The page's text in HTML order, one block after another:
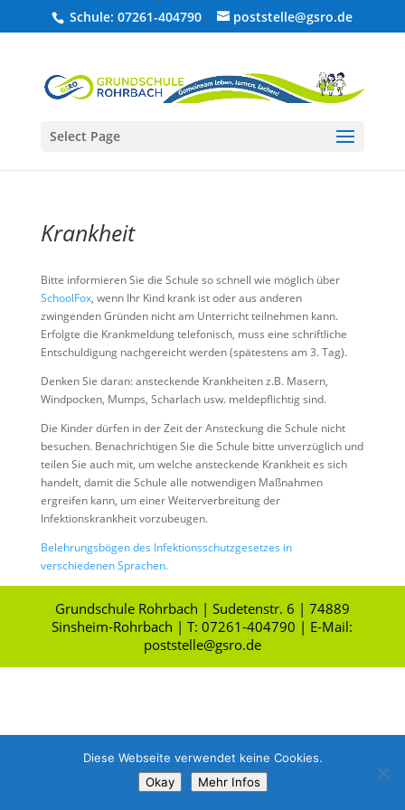
Schule: 07261-404790 poststelle@gsro.de
Select Page
Krankheit
Bitte informieren Sie die Schule so schnell wie möglich über
SchoolFox, wenn Ihr Kind krank ist oder aus anderen
zwingenden Gründen nicht am Unterricht teilnehmen kann.
Erfolgte die Krankmeldung telefonisch, muss eine schriftliche
Entschuldigung nachgereicht werden (spätestens am 3. Tag).
Denken Sie daran: ansteckende Krankheiten z.B. Masern,
Windpocken, Mumps, Scharlach usw. meldepflichtig sind.
Die Kinder dürfen in der Zeit der Ansteckung die Schule nicht
besuchen. Benachrichtigen Sie die Schule bitte unverzüglich und
teilen Sie auch mit, um welche ansteckende Krankheit es sich
handelt, damit die Schule alle notwendigen Maßnahmen
ergreifen kann, um einer Weiterverbreitung der
Infektionskrankheit vorzubeugen.
Belehrungsbögen des Infektionsschutzgesetzes in
verschiedenen Sprachen.
Grundschule Rohrbach | Sudetenstr. 6 | 74889
Sinsheim-Rohrbach | T: 07261-404790 | E-Mail:
poststelle@gsro.de
Diese Webseite verwendet keine Cookies.
Okay
Mehr Infos